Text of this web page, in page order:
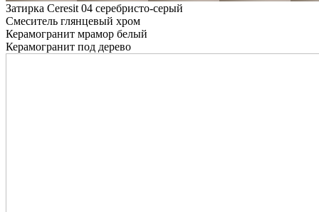
Затирка Ceresit 04 серебристо-серый
Смеситель глянцевый хром
Керамогранит мрамор белый
Керамогранит под дерево